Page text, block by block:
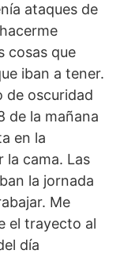
ataques de
cosas que
iban a tener.
de oscuridad
de la mañana
en la
la cama. Las
la jornada
Me
el trayecto al
día